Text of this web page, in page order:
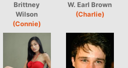
Brittney
Wilson
(Connie)
W. Earl Brown
(Charlie)